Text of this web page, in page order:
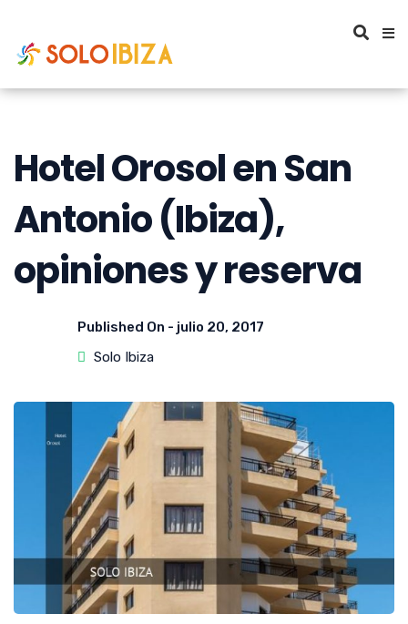
Hotel Orosol en San
Antonio (Ibiza),
opiniones y reserva
Published On - julio 20, 2017
Solo Ibiza